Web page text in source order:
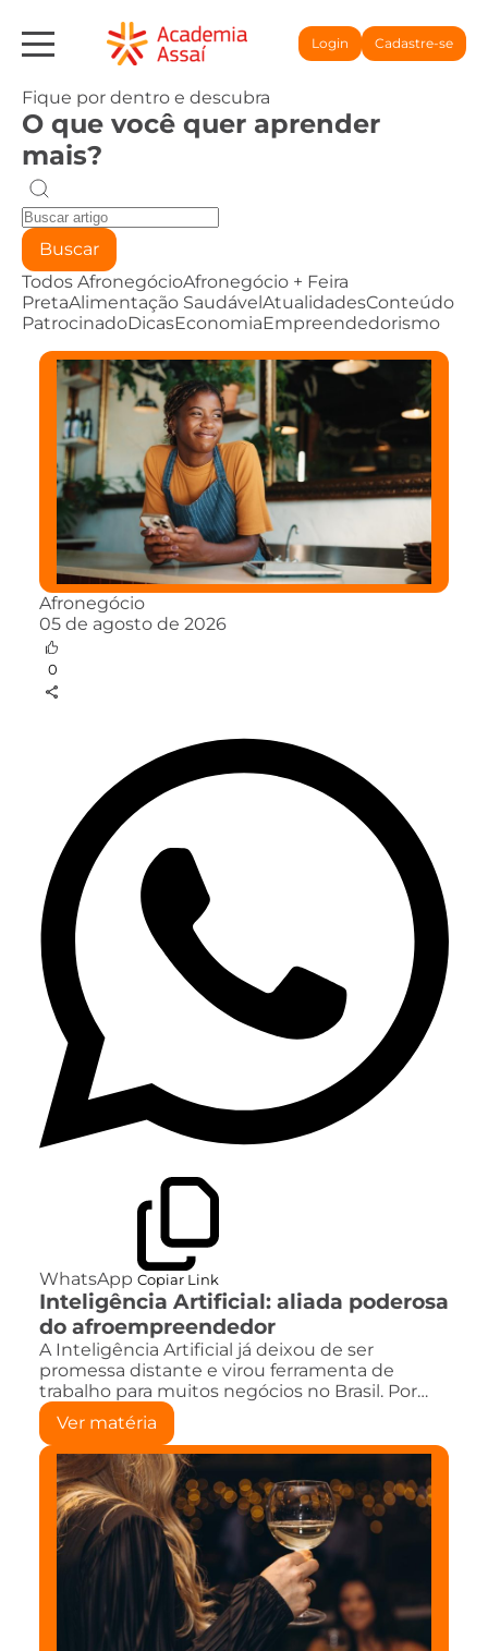
Login Cadastre-se
Fique por dentro e descubra
O que você quer aprender
mais?
Buscar
Todos AfronegócioAfronegócio + Feira
PretaAlimentação SaudávelAtualidadesConteúdo
PatrocinadoDicasEconomiaEmpreendedorismo
Afronegócio
05 de agosto de 2026
0
WhatsApp Copiar Link
Inteligência Artificial: aliada poderosa
do afroempreendedor
A Inteligência Artificial já deixou de ser
promessa distante e virou ferramenta de
trabalho para muitos negócios no Brasil. Por…
Ver matéria